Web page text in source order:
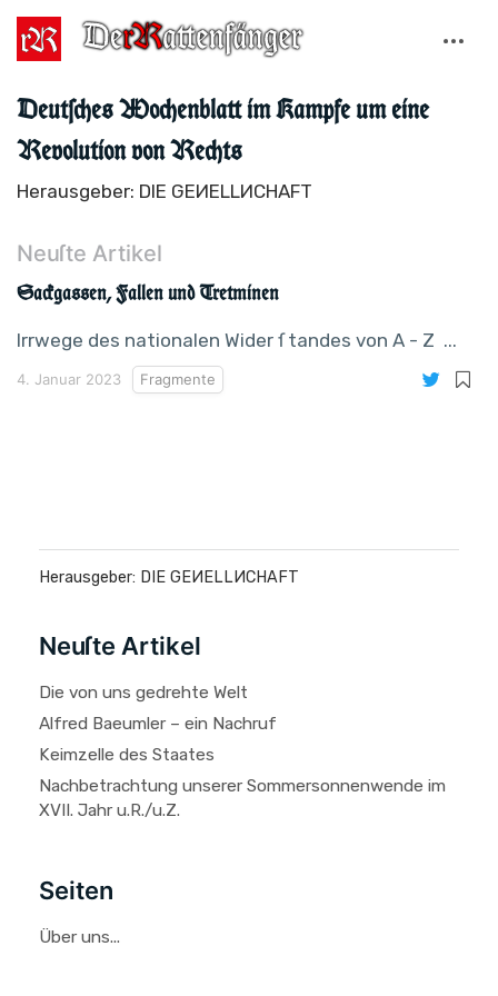
Deutſches Wochenblatt im Kampfe um eine
Revolution von Rechts
Herausgeber: DIE GEИELLИCHAFT
Neuſte Artikel
Sackgassen, Fallen und Tretminen
Irrwege des nationalen Wider ſ tandes von A - Z ...
4. Januar 2023 Fragmente
Herausgeber: DIE GEИELLИCHAFT
Neuſte Artikel
Die von uns gedrehte Welt
Alfred Baeumler – ein Nachruf
Keimzelle des Staates
Nachbetrachtung unserer Sommersonnenwende im
XVII. Jahr u.R./u.Z.
Seiten
Über uns...